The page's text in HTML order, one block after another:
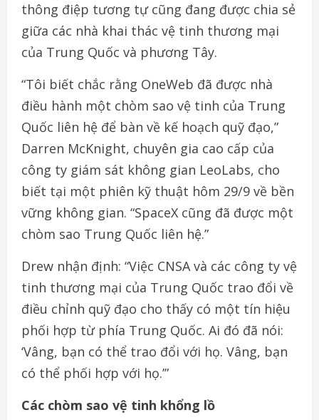
thông điệp tương tự cũng đang được chia sẻ
giữa các nhà khai thác vệ tinh thương mại
của Trung Quốc và phương Tây.
“Tôi biết chắc rằng OneWeb đã được nhà
điều hành một chòm sao vệ tinh của Trung
Quốc liên hệ để bàn về kế hoạch quỹ đạo,”
Darren McKnight, chuyên gia cao cấp của
công ty giám sát không gian LeoLabs, cho
biết tại một phiên kỹ thuật hôm 29/9 về bền
vững không gian. “SpaceX cũng đã được một
chòm sao Trung Quốc liên hệ.”
Drew nhận định: “Việc CNSA và các công ty vệ
tinh thương mại của Trung Quốc trao đổi về
điều chỉnh quỹ đạo cho thấy có một tín hiệu
phối hợp từ phía Trung Quốc. Ai đó đã nói:
‘Vâng, bạn có thể trao đổi với họ. Vâng, bạn
có thể phối hợp với họ.’”
Các chòm sao vệ tinh khổng lồ